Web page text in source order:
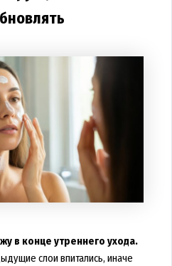
в конце утреннего ухода.
слои впитались, иначе